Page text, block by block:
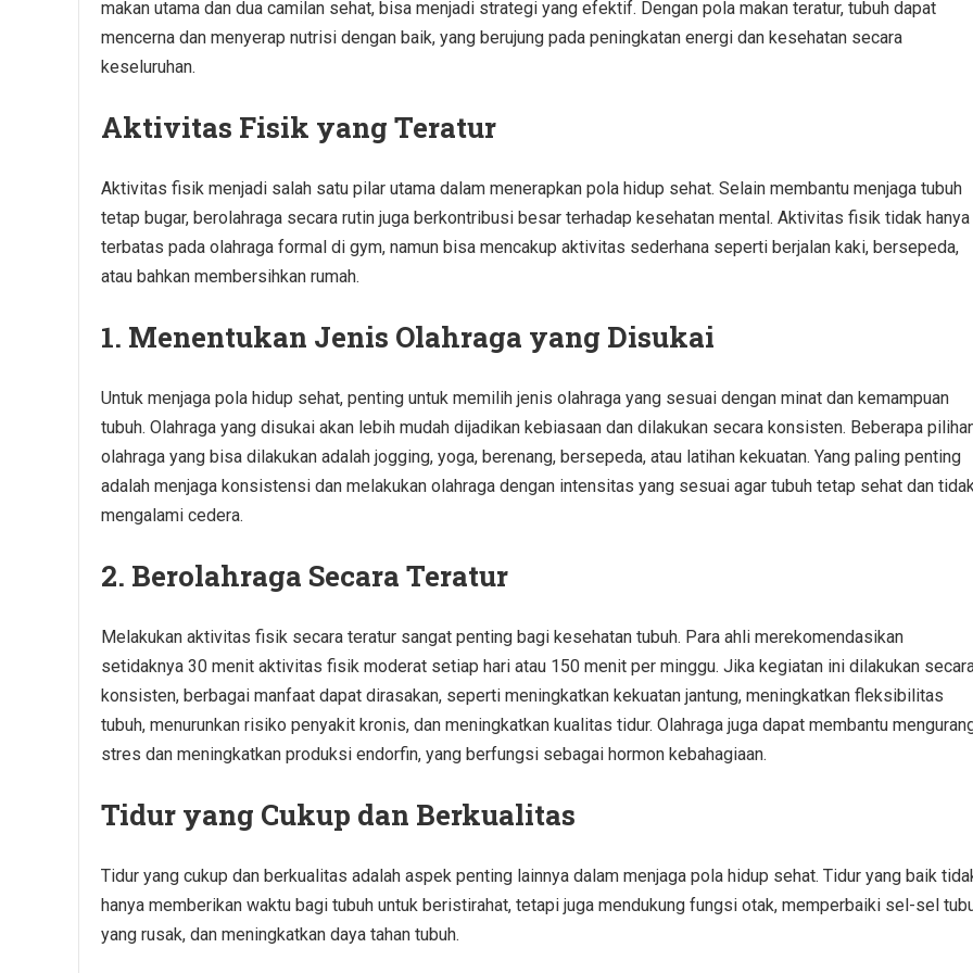
makan utama dan dua camilan sehat, bisa menjadi strategi yang efektif. Dengan pola makan teratur, tubuh dapat
mencerna dan menyerap nutrisi dengan baik, yang berujung pada peningkatan energi dan kesehatan secara
keseluruhan.
Aktivitas Fisik yang Teratur
Aktivitas fisik menjadi salah satu pilar utama dalam menerapkan pola hidup sehat. Selain membantu menjaga tubuh
tetap bugar, berolahraga secara rutin juga berkontribusi besar terhadap kesehatan mental. Aktivitas fisik tidak hanya
terbatas pada olahraga formal di gym, namun bisa mencakup aktivitas sederhana seperti berjalan kaki, bersepeda,
atau bahkan membersihkan rumah.
1. Menentukan Jenis Olahraga yang Disukai
Untuk menjaga pola hidup sehat, penting untuk memilih jenis olahraga yang sesuai dengan minat dan kemampuan
tubuh. Olahraga yang disukai akan lebih mudah dijadikan kebiasaan dan dilakukan secara konsisten. Beberapa
olahraga yang bisa dilakukan adalah jogging, yoga, berenang, bersepeda, atau latihan kekuatan. Yang paling penting
adalah menjaga konsistensi dan melakukan olahraga dengan intensitas yang sesuai agar tubuh tetap sehat dan
mengalami cedera.
2. Berolahraga Secara Teratur
Melakukan aktivitas fisik secara teratur sangat penting bagi kesehatan tubuh. Para ahli merekomendasikan
setidaknya 30 menit aktivitas fisik moderat setiap hari atau 150 menit per minggu. Jika kegiatan ini dilakukan
konsisten, berbagai manfaat dapat dirasakan, seperti meningkatkan kekuatan jantung, meningkatkan fleksibilitas
tubuh, menurunkan risiko penyakit kronis, dan meningkatkan kualitas tidur. Olahraga juga dapat membantu
stres dan meningkatkan produksi endorfin, yang berfungsi sebagai hormon kebahagiaan.
Tidur yang Cukup dan Berkualitas
Tidur yang cukup dan berkualitas adalah aspek penting lainnya dalam menjaga pola hidup sehat. Tidur yang baik
hanya memberikan waktu bagi tubuh untuk beristirahat, tetapi juga mendukung fungsi otak, memperbaiki sel-sel
yang rusak, dan meningkatkan daya tahan tubuh.